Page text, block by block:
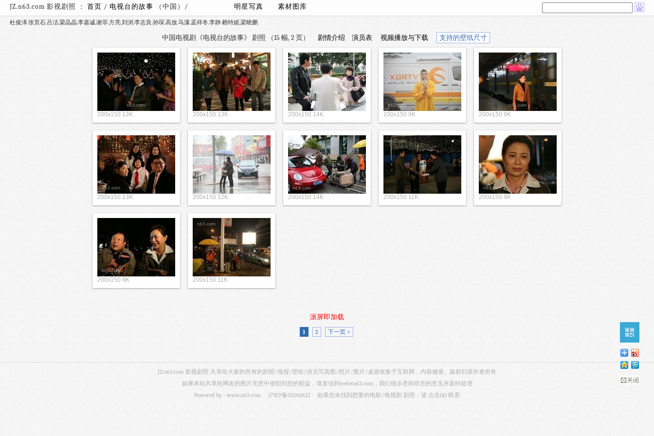
JZ.n63.com 影视剧照 ： 首页 / 电视台的故事 （中国）/ 明星写真 素材图库
杜俊泽.张页石.吕洁.梁晶晶.李嘉诚.谢菲.方亮.刘浏.李志良.孙琛.高放.马潇.孟祥冬.李静.赖特妮.梁晓鹏
中国电视剧《电视台的故事》 剧照 （15 幅, 2 页） 剧情介绍 演员表 视频播放与下载 支持的壁纸尺寸
200x150 13K 200x150 13K 200x150 14K 200x150 9K 200x150 9K
200x150 13K 200x150 12K 200x150 14K 200x150 11K 200x150 9K
200x150 9K 200x150 11K
滚屏即加载
1 2 下一页 >
JZ.n63.com 影视剧照 共享给大家的所有的剧照/海报/壁纸/演员写真图/照片/图片/桌面收集于互联网，内容健康。版权归原作者所有
如果本站共享给网友的图片无意中侵犯到您的权益，请发信到web#n63.com，我们很乐意聆听您的意见并及时处理
Powered by - www.n63.com 沪ICP备05042621 如果您未找到想要的电影/电视剧 剧照，请 点击QQ 联系